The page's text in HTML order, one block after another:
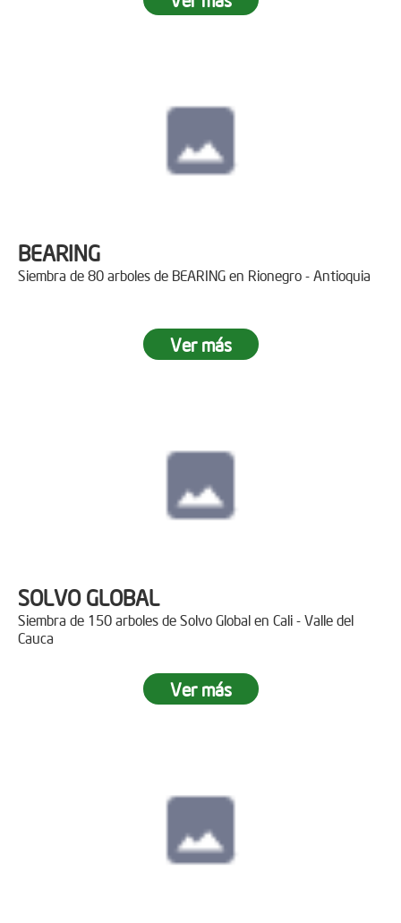
BEARING
Siembra de 80 arboles de BEARING en Rionegro - Antioquia
Ver más
SOLVO GLOBAL
Siembra de 150 arboles de Solvo Global en Cali - Valle del
Cauca
Ver más